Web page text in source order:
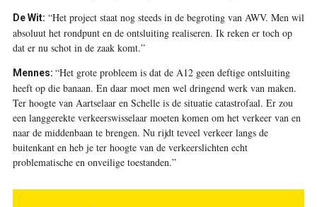
De Wit: “Het project staat nog steeds in de begroting van AWV. Men wil
absoluut het rondpunt en de ontsluiting realiseren. Ik reken er toch op
dat er nu schot in de zaak komt.”
Mennes: “Het grote probleem is dat de A12 geen deftige ontsluiting
heeft op die banaan. En daar moet men wel dringend werk van maken.
Ter hoogte van Aartselaar en Schelle is de situatie catastrofaal. Er zou
een langgerekte verkeerswisselaar moeten komen om het verkeer van en
naar de middenbaan te brengen. Nu rijdt teveel verkeer langs de
buitenkant en heb je ter hoogte van de verkeerslichten echt
problematische en onveilige toestanden.”